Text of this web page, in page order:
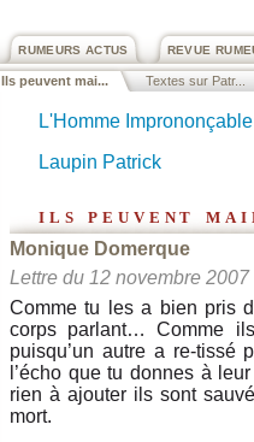
REVUE
RUMEURS ACTUS
Ils peuvent mai... Textes sur Patr...
L'Homme
Laupin Patrick
ils peuvent
Monique Domerque
Lettre du 12 novembre
Comme tu les a bien pris
corps parlant… Comme
puisqu’un autre a re-tissé
l’écho que tu donnes à
rien à ajouter ils sont
mort.